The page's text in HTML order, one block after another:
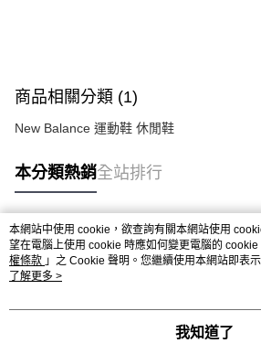
商品相關分類 (1)
New Balance 運動鞋 休閒鞋
本分類熱銷全站排行
熱門標籤
本網站中使用 cookie，欲查詢有關本網站使用
望在電腦上使用 cookie 時應如何變更電腦的 cookie
權條款 」之 Cookie 聲明。您繼續使用本網站即表
用條款之 Cookie 聲明使用 cookie。
了解更多 >
我知道了